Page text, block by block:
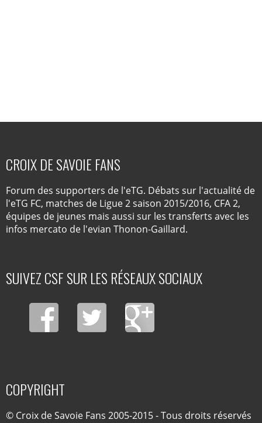
CROIX DE SAVOIE FANS
Forum des supporters de l'eTG. Débats sur l'actualité de
l'eTG FC, matches de Ligue 2 saison 2015/2016, CFA 2,
équipes de jeunes mais aussi sur les transferts avec les
infos mercato de l'evian Thonon-Gaillard.
SUIVEZ CSF SUR LES RÉSEAUX SOCIAUX
COPYRIGHT
© Croix de Savoie Fans 2005-2015 - Tous droits réservés